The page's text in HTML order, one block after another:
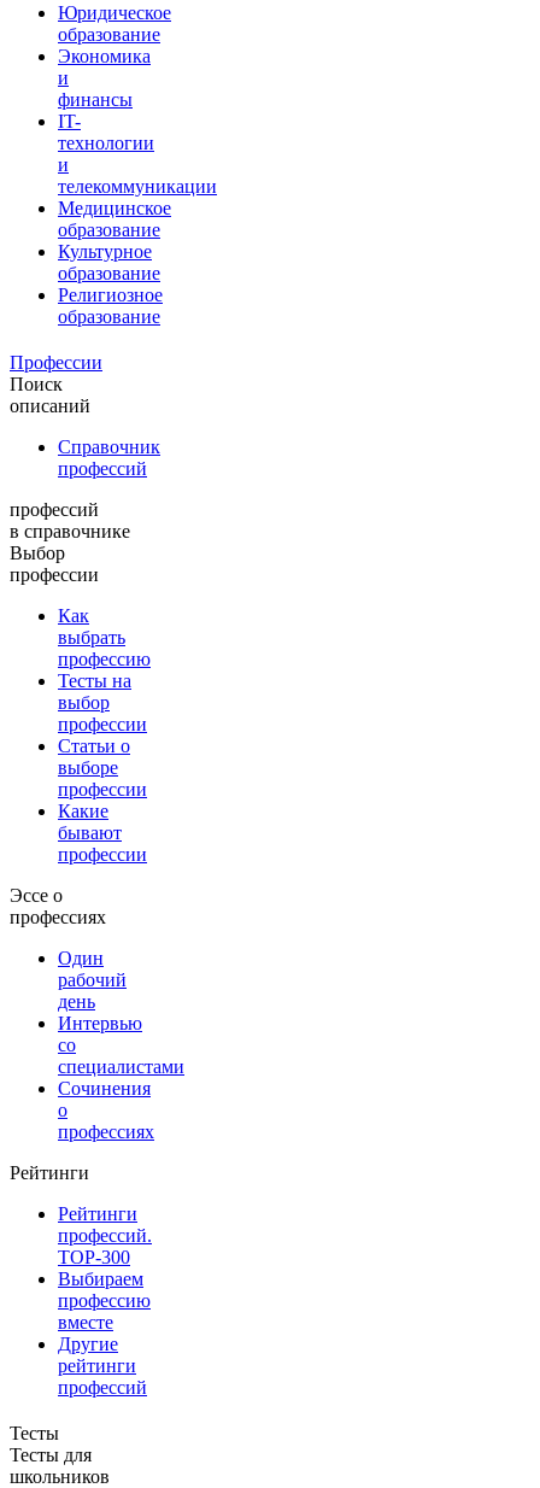
Юридическое
образование
Экономика
и
финансы
IT-
технологии
и
телекоммуникации
Медицинское
образование
Культурное
образование
Религиозное
образование
Профессии
Поиск
описаний
Справочник
профессий
профессий
в справочнике
Выбор
профессии
Как
выбрать
профессию
Тесты на
выбор
профессии
Статьи о
выборе
профессии
Какие
бывают
профессии
Эссе о
профессиях
Один
рабочий
день
Интервью
со
специалистами
Сочинения
о
профессиях
Рейтинги
Рейтинги
профессий.
TOP-300
Выбираем
профессию
вместе
Другие
рейтинги
профессий
Тесты
Тесты для
школьников